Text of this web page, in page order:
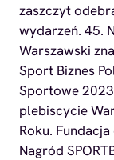
zaszczyt
wydarzeń. 45.
Warszawski
Sport Biznes
Sportowe
plebiscycie
Roku.
Nagród